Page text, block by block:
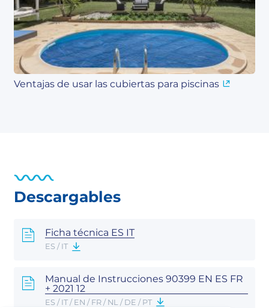
Ventajas de usar las cubiertas para piscinas
Descargables
Ficha técnica ES IT
ES / IT
Manual de Instrucciones 90399 EN ES FR
+ 2021 12
ES / IT / EN / FR / NL / DE / PT